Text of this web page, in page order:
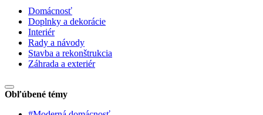
Domácnosť
Doplnky a dekorácie
Interiér
Rady a návody
Stavba a rekonštrukcia
Záhrada a exteriér
Obľúbené témy